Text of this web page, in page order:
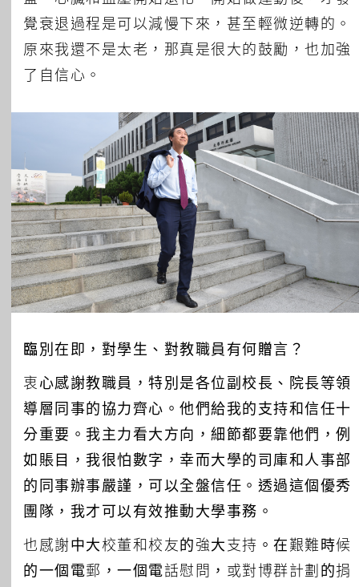
覺衰退過程是可以減慢下來，甚至輕微逆轉的。
原來我還不是太老，那真是很大的鼓勵，也加強
了自信心。
臨別在即，對學生、對教職員有何贈言？
衷心感謝教職員，特別是各位副校長、院長等領
導層同事的協力齊心。他們給我的支持和信任十
分重要。我主力看大方向，細節都要靠他們，例
如賬目，我很怕數字，幸而大學的司庫和人事部
的同事辦事嚴謹，可以全盤信任。透過這個優秀
團隊，我才可以有效推動大學事務。
也感謝中大校董和校友的強大支持。在艱難時候
的一個電郵，一個電話慰問，或對博群計劃的捐